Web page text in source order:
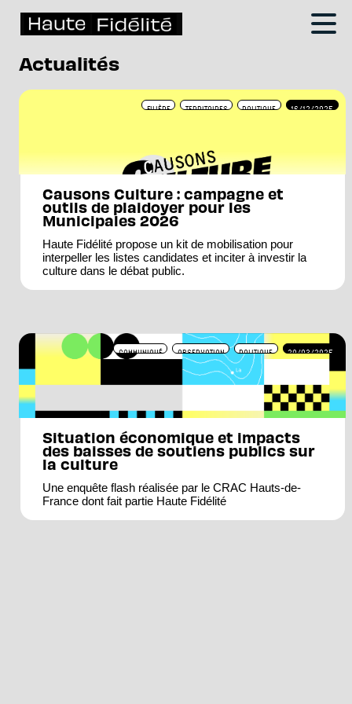
Actualités
FILIÈRE TERRITOIRES POLITIQUE 16/12/2025
Causons Culture : campagne et
outils de plaidoyer pour les
Municipales 2026
Haute Fidélité propose un kit de mobilisation pour
interpeller les listes candidates et inciter à investir la
culture dans le débat public.
COMMUNIQUÉ OBSERVATION POLITIQUE 20/03/2025
Situation économique et impacts
des baisses de soutiens publics sur
la culture
Une enquête flash réalisée par le CRAC Hauts-de-
France dont fait partie Haute Fidélité